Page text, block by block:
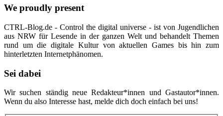
We proudly present
CTRL-Blog.de - Control the digital universe - ist von Jugendlichen
aus NRW für Lesende in der ganzen Welt und behandelt Themen
rund um die digitale Kultur von aktuellen Games bis hin zum
hinterletzten Internetphänomen.
Sei dabei
Wir suchen ständig neue Redakteur*innen und Gastautor*innen.
Wenn du also Interesse hast, melde dich doch einfach bei uns!